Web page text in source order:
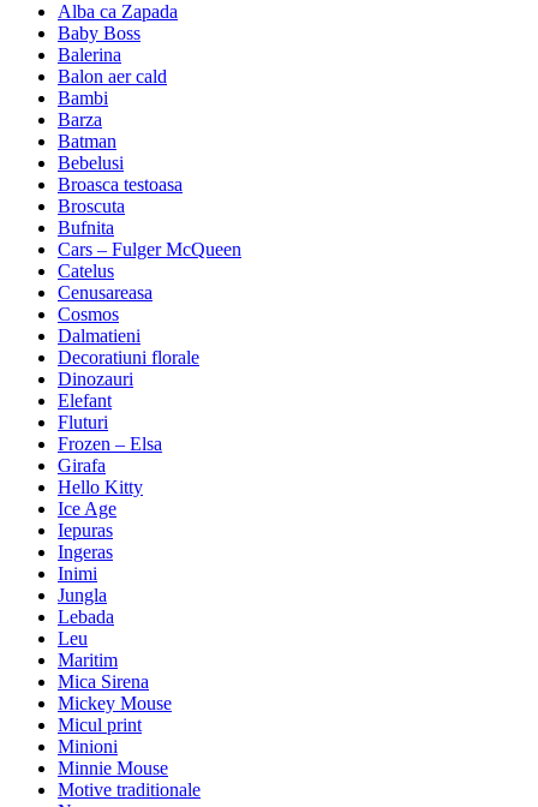
Alba ca Zapada
Baby Boss
Balerina
Balon aer cald
Bambi
Barza
Batman
Bebelusi
Broasca testoasa
Broscuta
Bufnita
Cars – Fulger McQueen
Catelus
Cenusareasa
Cosmos
Dalmatieni
Decoratiuni florale
Dinozauri
Elefant
Fluturi
Frozen – Elsa
Girafa
Hello Kitty
Ice Age
Iepuras
Ingeras
Inimi
Jungla
Lebada
Leu
Maritim
Mica Sirena
Mickey Mouse
Micul print
Minioni
Minnie Mouse
Motive traditionale